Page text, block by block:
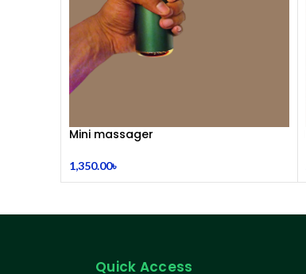
Mini massager
1,350.00৳
Quick Access